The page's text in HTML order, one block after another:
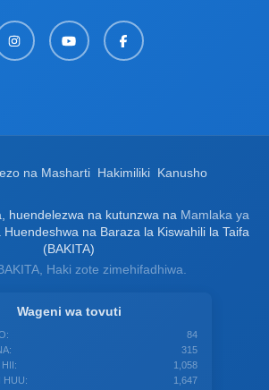
na Masharti Hakimiliki Kanusho
huendelezwa na kutunzwa na Mamlaka ya
Huendeshwa na Baraza la Kiswahili la Taifa
(BAKITA)
Haki zote zimehifadhiwa.
Wageni wa tovuti
84
315
1,058
HUU:
1,647